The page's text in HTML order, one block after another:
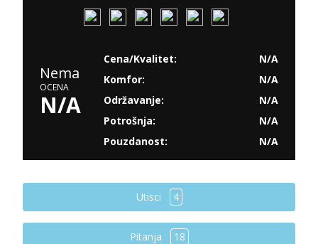
Nema
OCENA
N/A
Cena/Kvalitet:
N/A
Komfor:
N/A
Održavanje:
N/A
Potrošnja:
N/A
Pouzdanost:
N/A
Utisci 4
Pitanja 18